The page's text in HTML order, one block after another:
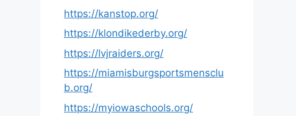
https://kanstop.org/
https://klondikederby.org/
https://lvjraiders.org/
https://miamisburgsportsmensclu
b.org/
https://myiowaschools.org/